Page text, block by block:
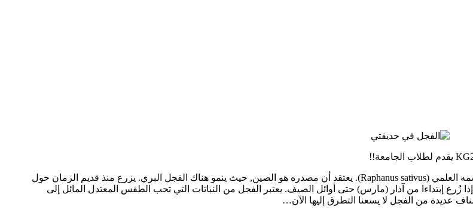
هو نبات عشبي من فصيلة الصليبيّات (Cruciferae – Brassicaceae). إسمه العلمي (Raphanus sativus). يعتقد أن مصدره هو الصين, حيث ينمو هناك الفجل البري. يزرع منذ قديم الزمان حول
إبتداءا من آذار (مارس) حتى أوائل الصيف. يعتبر الفجل من النباتات التي تحب الطقس المعتدل المائل إلى
عديدة من الفجل لا يسعنا التطرق إليها الآن…